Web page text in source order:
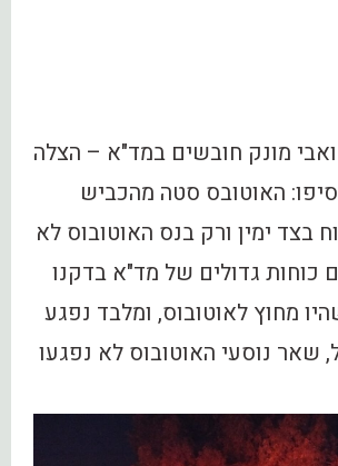
ואבי מונק חובשים במד"א – הצלה
האוטובס סטה מהכביש
בצד ימין ורק בנס האוטובוס לא
כוחות גדולים של מד"א בדקנו
מחוץ לאוטובוס, ומלבד נפגע
שאר נוסעי האוטובוס לא נפגעו